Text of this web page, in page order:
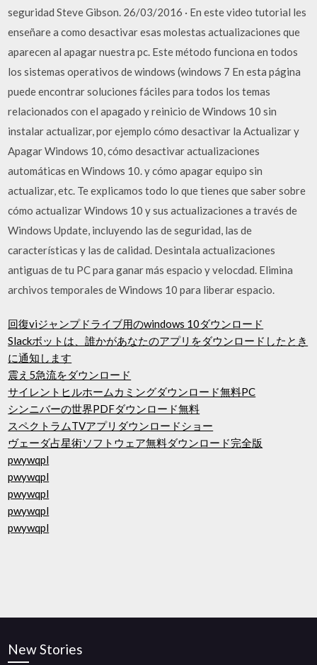
seguridad Steve Gibson. 26/03/2016 · En este video tutorial les
enseñare a como desactivar esas molestas actualizaciones que
aparecen al apagar nuestra pc. Este método funciona en todos
los sistemas operativos de windows (windows 7 En esta página
puede encontrar soluciones fáciles para todos los temas
relacionados con el apagado y reinicio de Windows 10 sin
instalar actualizar, por ejemplo cómo desactivar la Actualizar y
Apagar Windows 10, cómo desactivar actualizaciones
automáticas en Windows 10. y cómo apagar equipo sin
actualizar, etc. Te explicamos todo lo que tienes que saber sobre
cómo actualizar Windows 10 y sus actualizaciones a través de
Windows Update, incluyendo las de seguridad, las de
características y las de calidad. Desintala actualizaciones
antiguas de tu PC para ganar más espacio y velocdad. Elimina
archivos temporales de Windows 10 para liberar espacio.
回復viジャンプドライブ用のwindows 10ダウンロード
Slackボットは、誰かがあなたのアプリをダウンロードしたとき
に通知します
震え5急流をダウンロード
サイレントヒルホームカミングダウンロード無料PC
シンニバーの世界PDFダウンロード無料
スペクトラムTVアプリダウンロードショー
ヴェーダ占星術ソフトウェア無料ダウンロード完全版
pwywqpl
pwywqpl
pwywqpl
pwywqpl
pwywqpl
New Stories